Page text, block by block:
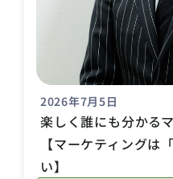
2026年7月5日
楽しく誰にも分かる
【マーケティングは
い】